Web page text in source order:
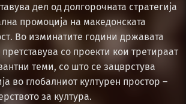
дел од долгорочната стратегија
промоција на македонската
Во изминатите години државата
со проекти кои третираат
теми, со што се зацврстува
во глобалниот културен простор –
за култура.